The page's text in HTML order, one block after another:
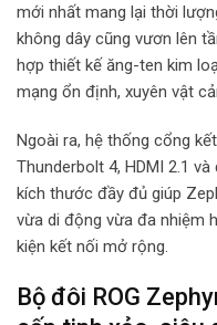
mới nhất mang lại thời
không dây cũng vươn lên
hợp thiết kế ăng-ten kim
mạng ổn định, xuyên vật
Ngoài ra, hệ thống cổng
Thunderbolt 4, HDMI 2.1
kích thước đầy đủ giúp
vừa di động vừa đa nhiệm
kiện kết nối mở rộng.
Bộ đôi ROG